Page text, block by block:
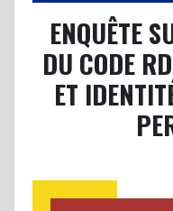
ENQUÊTE
DU CODE
ET